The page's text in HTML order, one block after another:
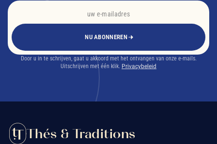
NU ABONNEREN
Door u in te schrijven, gaat u akkoord met het ontvangen van onze e-mails.
Uitschrijven met één klik. Privacybeleid
Thés & Traditions